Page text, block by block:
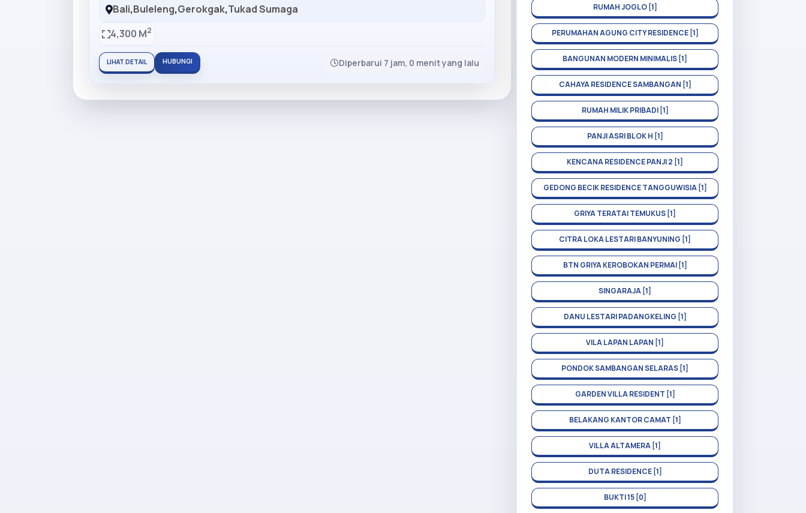
Bali,Buleleng,Gerokgak,Tukad Sumaga
4,300 M2
LIHAT DETAIL HUBUNGI Diperbarui 7 jam, 0 menit yang lalu
RUMAH JOGLO [1]
PERUMAHAN AGUNG CITY RESIDENCE [1]
BANGUNAN MODERN MINIMALIS [1]
CAHAYA RESIDENCE SAMBANGAN [1]
RUMAH MILIK PRIBADI [1]
PANJI ASRI BLOK H [1]
KENCANA RESIDENCE PANJI 2 [1]
GEDONG BECIK RESIDENCE TANGGUWISIA [1]
GRIYA TERATAI TEMUKUS [1]
CITRA LOKA LESTARI BANYUNING [1]
BTN GRIYA KEROBOKAN PERMAI [1]
SINGARAJA [1]
DANU LESTARI PADANGKELING [1]
VILA LAPAN LAPAN [1]
PONDOK SAMBANGAN SELARAS [1]
GARDEN VILLA RESIDENT [1]
BELAKANG KANTOR CAMAT [1]
VILLA ALTAMERA [1]
DUTA RESIDENCE [1]
BUKTI 15 [0]